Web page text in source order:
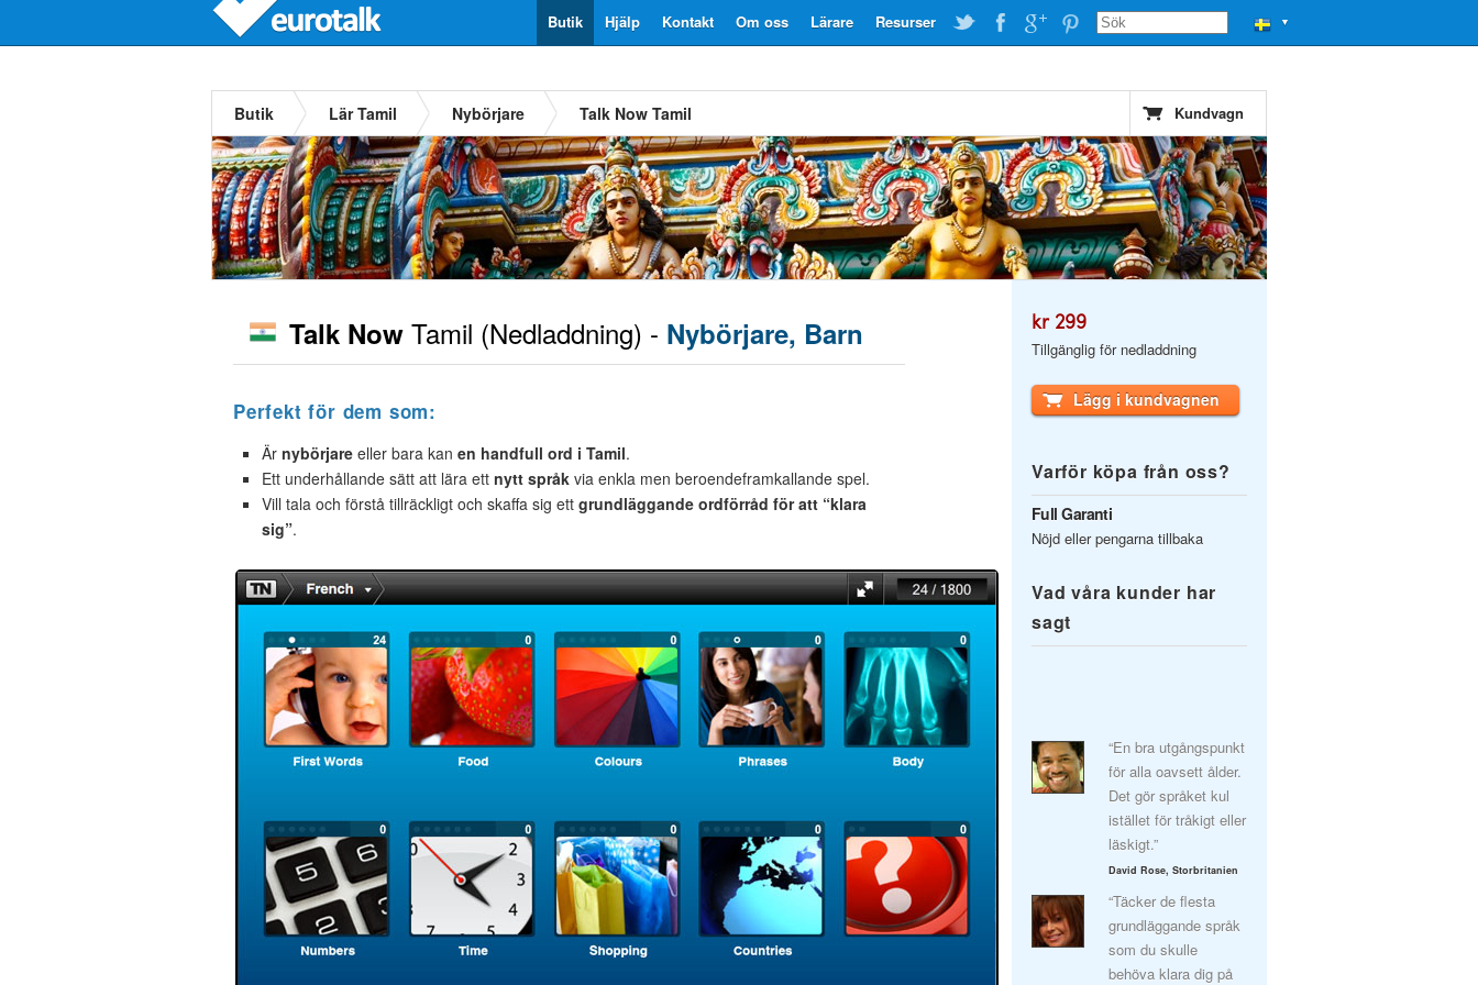
▼
Resurser
Lärare
Om oss
Kontakt
Hjälp
Butik
Butik Lär Tamil Nybörjare Talk Now Tamil Kundvagn
Talk Now Tamil (Nedladdning) - Nybörjare, Barn
Perfekt för dem som:
Är nybörjare eller bara kan en handfull ord i Tamil.
Ett underhållande sätt att lära ett nytt språk via enkla men beroendeframkallande spel.
Vill tala och förstå tillräckligt och skaffa sig ett grundläggande ordförråd för att “klara
sig”.
kr 299
Tillgänglig för nedladdning
Lägg i kundvagnen
Varför köpa från oss?
Full Garanti
Nöjd eller pengarna tillbaka
Vad våra kunder har
sagt
“En bra utgångspunkt
för alla oavsett ålder.
Det gör språket kul
istället för tråkigt eller
läskigt.”
David Rose, Storbritanien
“Täcker de flesta
grundläggande språk
som du skulle
behöva klara dig på